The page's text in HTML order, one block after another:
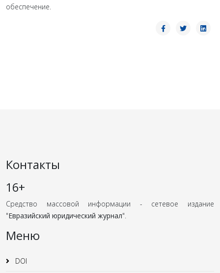
обеспечение.
Контакты
16+
Средство массовой информации - сетевое издание
"Евразийский юридический журнал".
Меню
DOI